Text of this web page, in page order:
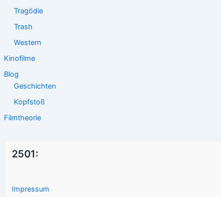
Tragödie
Trash
Western
Kinofilme
Blog
Geschichten
Kopfstoß
Filmtheorie
2501:
Impressum